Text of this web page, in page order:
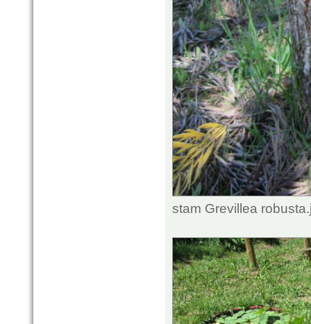
stam Grevillea